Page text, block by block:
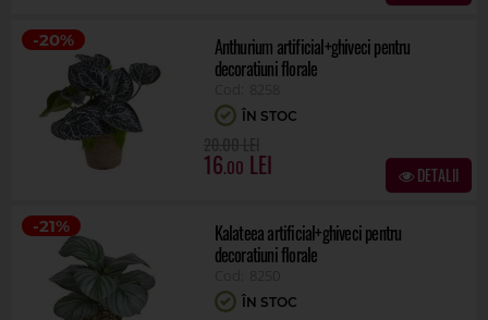
-20%
Anthurium artificial+ghiveci pentru
decoratiuni florale
ÎN STOC
16.00 DETALII
-21%
Kalateea artificial+ghiveci pentru
decoratiuni florale
8250
ÎN STOC